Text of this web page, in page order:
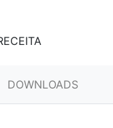
DOWNLOADS